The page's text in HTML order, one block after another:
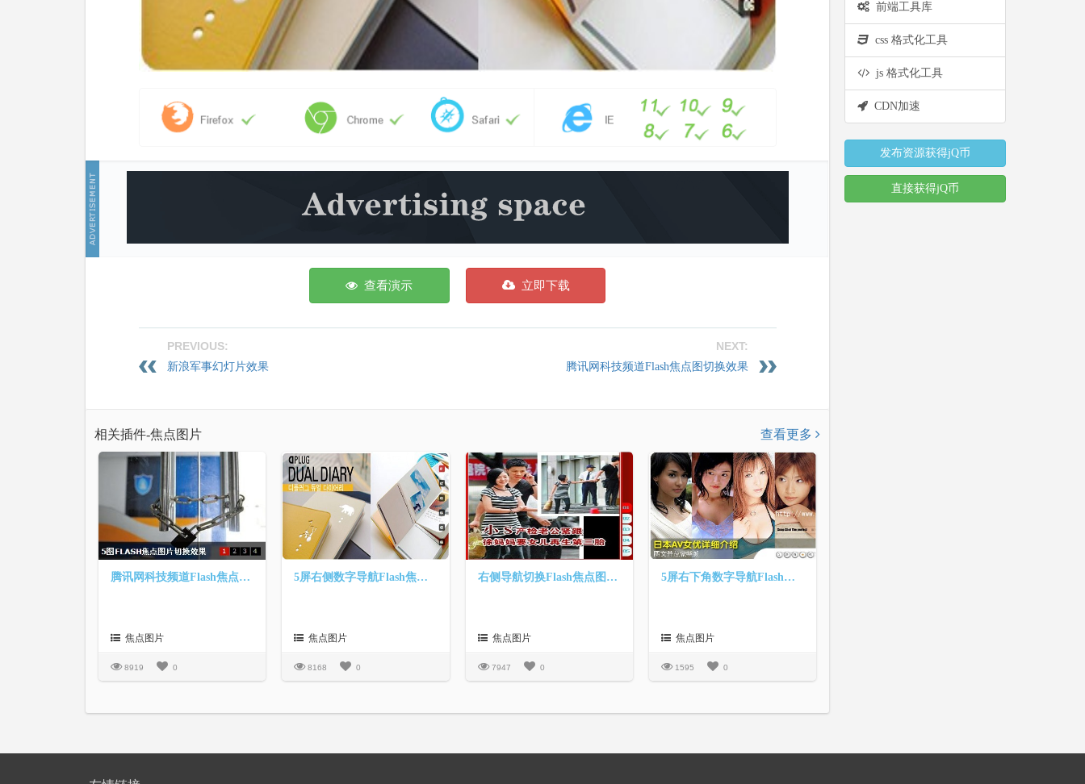
查看演示 立即下载
PREVIOUS: NEXT:
新浪军事幻灯片效果 腾讯网科技频道Flash焦点图切换效果
相关插件-焦点图片 查看更多
腾讯网科技频道Flash焦点图切换效果
焦点图片
8919 0
5屏右侧数字导航Flash焦点图
焦点图片
8168 0
右侧导航切换Flash焦点图切换效果
焦点图片
7947 0
5屏右下角数字导航Flash幻灯片效果
焦点图片
1595 0
前端工具库
css 格式化工具
js 格式化工具
CDN加速
发布资源获得jQ币
直接获得jQ币